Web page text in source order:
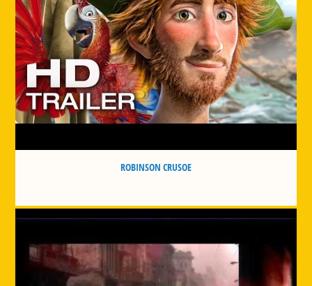
ROBINSON CRUSOE